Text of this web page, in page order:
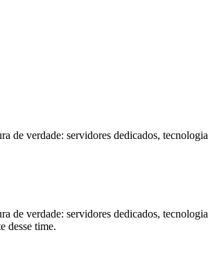
de verdade: servidores dedicados,
de verdade: servidores dedicados,
desse time.